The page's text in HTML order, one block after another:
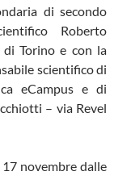
di secondo
Roberto
di Torino e con la
scientifico di
eCampus e di
– via Revel
novembre dalle